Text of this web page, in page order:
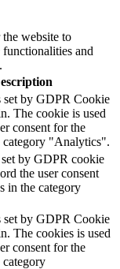
the website to
and
set by GDPR Cookie
The cookie is used
consent for the
category "Analytics".
by GDPR cookie
the user consent
in the category
set by GDPR Cookie
The cookies is used
consent for the